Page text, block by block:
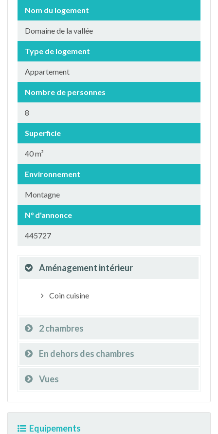
Nom du logement
Domaine de la vallée
Type de logement
Appartement
Nombre de personnes
8
Superficie
40 m²
Environnement
Montagne
N° d'annonce
445727
Aménagement intérieur
Coin cuisine
2 chambres
En dehors des chambres
Vues
Equipements